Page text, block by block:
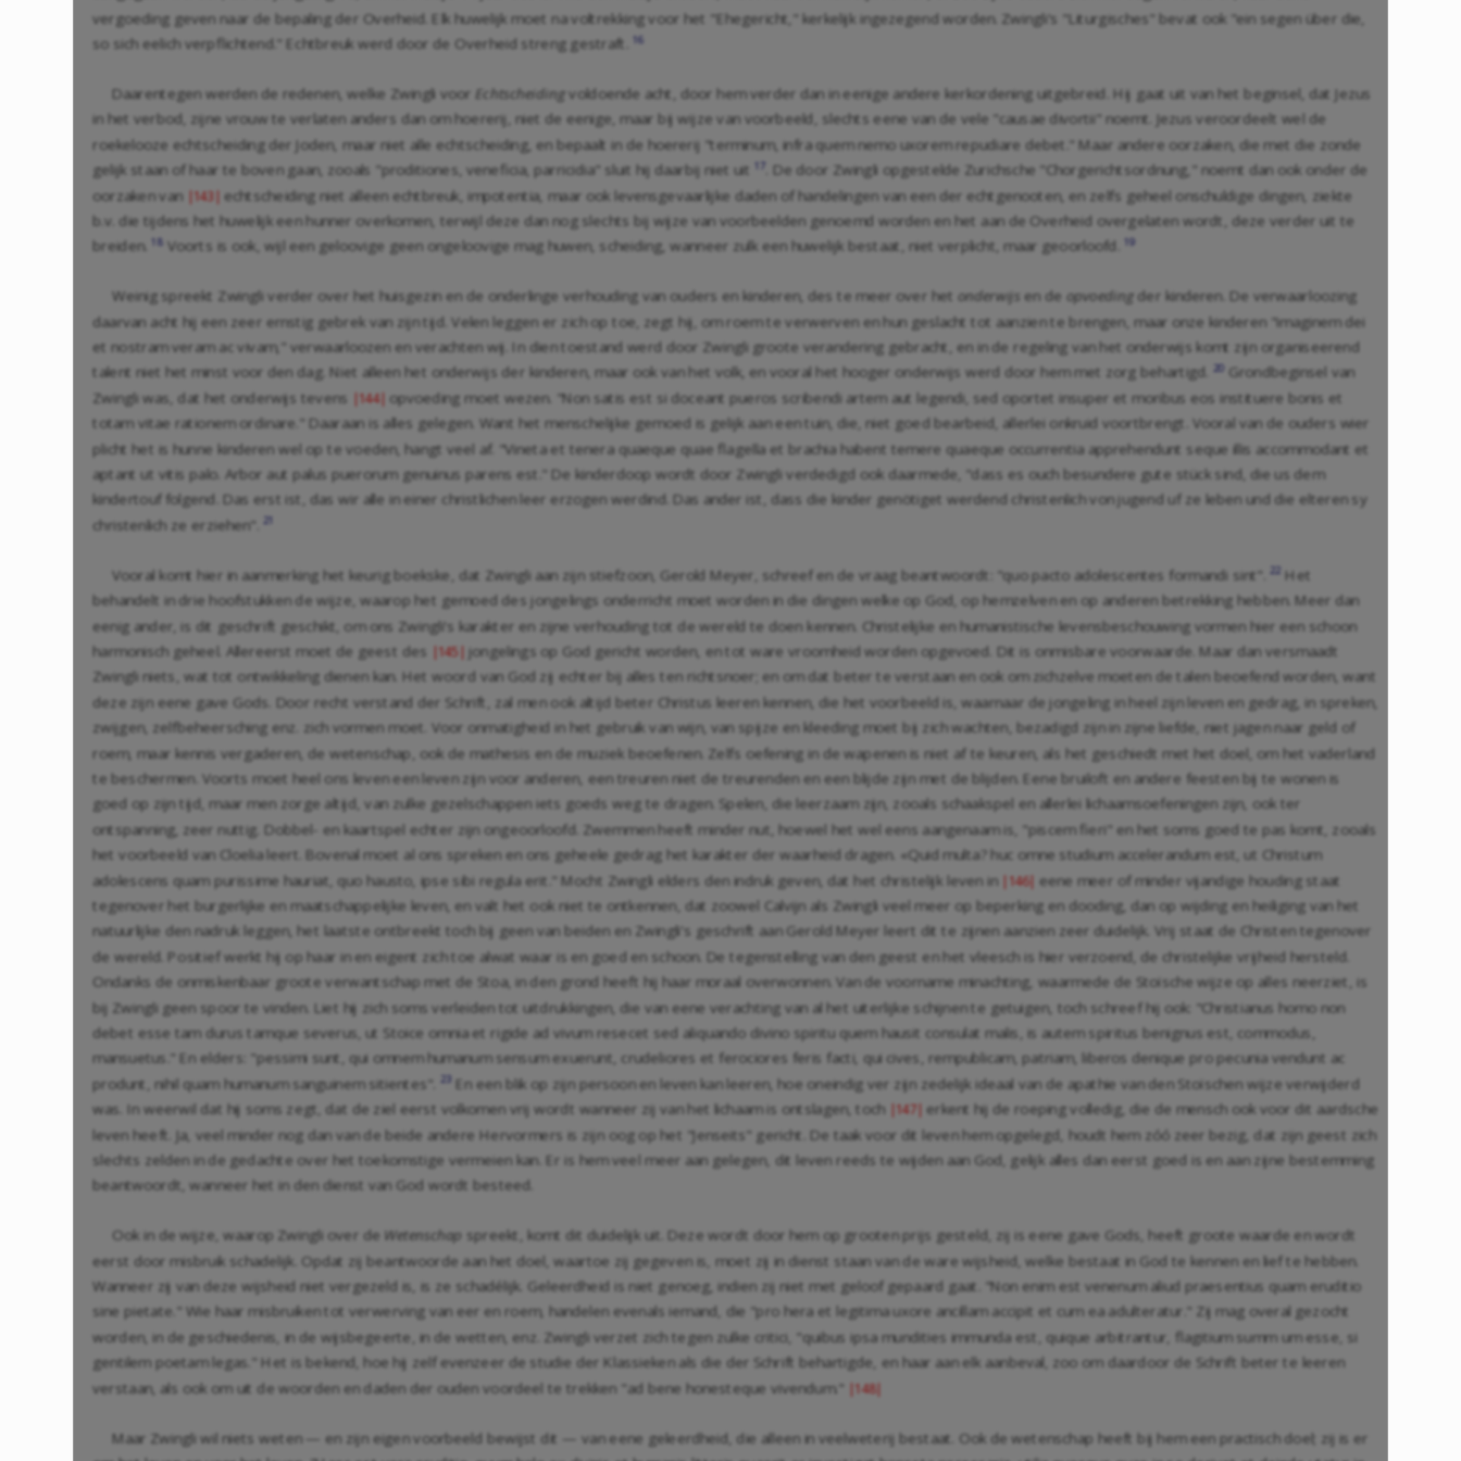
vergoeding geven naar de bepaling der Overheid. Elk huwelijk moet na voltrekking voor het "Ehegericht," kerkelijk ingezegend worden. Zwingli's "Liturgisches" bevat ook "ein segen über die,
so sich eelich verpflichtend." Echtbreuk werd door de Overheid streng gestraft.
16
Daarentegen werden de redenen, welke Zwingli voor Echtscheidingvoldoende acht, door hem verder dan in eenige andere kerkordening uitgebreid. Hij gaat uit van het beginsel, dat Jezus
in het verbod, zijne vrouw te verlaten anders dan om hoererij, niet de eenige, maar bij wijze van voorbeeld, slechts eene van de vele "causae divortii" noemt. Jezus veroordeelt wel de
roekelooze echtscheiding der Joden, maar niet alle echtscheiding, en bepaalt in de hoererij "terminum, infra quem nemo uxorem repudiare debet." Maar andere oorzaken, die met die zonde
gelijk staan of haar te boven gaan, zooals "proditiones, veneficia, parricidia" sluit hij daarbij niet uit
17
. De door Zwingli opgestelde Zurichsche "Chorgerichtsordnung," noemt dan ook onder de
oorzaken van
|143| echtscheiding niet alleen echtbreuk, impotentia, maar ook levensgevaarlijke daden of handelingen van een der echtgenooten, en zelfs geheel onschuldige dingen, ziekte
b.v. die tijdens het huwelijk een hunner overkomen, terwijl deze dan nog slechts bij wijze van voorbeelden genoemd worden en het aan de Overheid overgelaten wordt, deze verder uit te
breiden. 18 Voorts is ook, wijl een geloovige geen ongeloovige mag huwen, scheiding, wanneer zulk een huwelijk bestaat, niet verplicht, maar geoorloofd. 19
Weinig spreekt Zwingli verder over het huisgezin en de onderlinge verhouding van ouders en kinderen, des te meer over het onderwijs en de opvoedingder kinderen. De verwaarloozing
daarvan acht hij een zeer ernstig gebrek van zijn tijd. Velen leggen er zich op toe, zegt hij, om roem te verwerven en hun geslacht tot aanzien te brengen, maar onze kinderen "imaginem dei
et nostram veram ac vivam," verwaarloozen en verachten wij. In dien toestand werd door Zwingli groote verandering gebracht, en in de regeling van het onderwijs komt zijn organiseerend
talent niet het minst voor den dag. Niet alleen het onderwijs der kinderen, maar ook van het volk, en vooral het hooger onderwijs werd door hem met zorg behartigd.
20
Grondbeginsel van
Zwingli was, dat het onderwijs tevens
|144| opvoeding moet wezen. "Non satis est si doceant pueros scribendi artem aut legendi, sed oportet insuper et moribus eos instituere bonis et
totam vitae rationem ordinare." Daaraan is alles gelegen. Want het menschelijke gemoed is gelijk aan een tuin, die, niet goed bearbeid, allerlei onkruid voortbrengt. Vooral van de ouders wier
plicht het is hunne kinderen wel op te voeden, hangt veel af. "Vineta et tenera quaeque quae flagella et brachia habent temere quaeque occurrentia apprehendunt seque illis accommodant et
aptant ut vitis palo. Arbor aut palus puerorum genuinus parens est." De kinderdoop wordt door Zwingli verdedigd ook daarmede, "dass es ouch besundere gute stück sind, die us dem
kindertouf folgend. Das erst ist, das wir alle in einer christlichen leer erzogen werdind. Das ander ist, dass die kinder genötiget werdend christenlich von jugend uf ze leben und die elteren sy
christenlich ze erziehen".
Vooral komt hier in aanmerking het keurig boekske, dat Zwingli aan zijn stiefzoon, Gerold Meyer, schreef en de vraag beantwoordt: "quo pacto adolescentes formandi sint".
Het
behandelt in drie hoofstukken de wijze, waarop het gemoed des jongelings onderricht moet worden in die dingen welke op God, op hemzelven en op anderen betrekking hebben. Meer dan
eenig ander, is dit geschrift geschikt, om ons Zwingli's karakter en zijne verhouding tot de wereld te doen kennen. Christelijke en humanistische levensbeschouwing vormen hier een schoon
harmonisch geheel. Allereerst moet de geest des
|145| jongelings op God gericht worden, en tot ware vroomheid worden opgevoed. Dit is onmisbare voorwaarde. Maar dan versmaadt
Zwingli niets, wat tot ontwikkeling dienen kan. Het woord van God zij echter bij alles ten richtsnoer; en om dat beter te verstaan en ook om zichzelve moeten de talen beoefend worden, want
deze zijn eene gave Gods. Door recht verstand der Schrift, zal men ook altijd beter Christus leeren kennen, die het voorbeeld is, waarnaar de jongeling in heel zijn leven en gedrag, in spreken,
zwijgen, zelfbeheersching enz. zich vormen moet. Voor onmatigheid in het gebruik van wijn, van spijze en kleeding moet bij zich wachten, bezadigd zijn in zijne liefde, niet jagen naar geld of
roem, maar kennis vergaderen, de wetenschap, ook de mathesis en de muziek beoefenen. Zelfs oefening in de wapenen is niet af te keuren, als het geschiedt met het doel, om het vaderland
te beschermen. Voorts moet heel ons leven een leven zijn voor anderen, een treuren niet de treurenden en een blijde zijn met de blijden. Eene bruiloft en andere feesten bij te wonen is
goed op zijn tijd, maar men zorge altijd, van zulke gezelschappen iets goeds weg te dragen. Spelen, die leerzaam zijn, zooals schaakspel en allerlei lichaamsoefeningen zijn, ook ter
ontspanning, zeer nuttig. Dobbel- en kaartspel echter zijn ongeoorloofd. Zwemmen heeft minder nut, hoewel het wel eens aangenaam is, "piscem fieri" en het soms goed te pas komt, zooals
het voorbeeld van Cloelia leert. Bovenal moet al ons spreken en ons geheele gedrag het karakter der waarheid dragen. «Quid multa? huc omne studium accelerandum est, ut Christum
adolescens quam purissime hauriat, quo hausto, ipse sibi regula erit." Mocht Zwingli elders den indruk geven, dat het christelijk leven in
|146| eene meer of minder vijandige houding staat
tegenover het burgerlijke en maatschappelijke leven, en valt het ook niet te ontkennen, dat zoowel Calvijn als Zwingli veel meer op beperking en dooding, dan op wijding en heiliging van het
natuurlijke den nadruk leggen, het laatste ontbreekt toch bij geen van beiden en Zwingli's geschrift aan Gerold Meyer leert dit te zijnen aanzien zeer duidelijk. Vrij staat de Christen tegenover
de wereld. Positief werkt hij op haar in en eigent zich toe alwat waar is en goed en schoon. De tegenstelling van den geest en het vleesch is hier verzoend, de christelijke vrijheid hersteld.
Ondanks de onmiskenbaar groote verwantschap met de Stoa, in den grond heeft hij haar moraal overwonnen. Van de voorname minachting, waarmede de Stoïsche wijze op alles neerziet, is
bij Zwingli geen spoor te vinden. Liet hij zich soms verleiden tot uitdrukkingen, die van eene verachting van al het uiterlijke schijnen te getuigen, toch schreef hij ook: "Christianus homo non
debet esse tam durus tamque severus, ut Stoice omnia et rigide ad vivum resecet sed aliquando divino spiritu quem hausit consulat malis, is autem spiritus benignus est, commodus,
mansuetus." En elders: "pessimi sunt, qui omnem humanum sensum exuerunt, crudeliores et ferociores feris facti, qui cives, rempublicam, patriam, liberos denique pro pecunia vendunt ac
produnt, nihil quam humanum sanguinem sitientes".
En een blik op zijn persoon en leven kan leeren, hoe oneindig ver zijn zedelijk ideaal van de apathie van den Stoïschen wijze verwijderd
was. In weerwil dat hij soms zegt, dat de ziel eerst volkomen vrij wordt wanneer zij van het lichaam is ontslagen, toch
|147| erkent hij de roeping volledig, die de mensch ook voor dit aardsche
leven heeft. Ja, veel minder nog dan van de beide andere Hervormers is zijn oog op het "Jenseits" gericht. De taak voor dit leven hem opgelegd, houdt hem zóó zeer bezig, dat zijn geest zich
slechts zelden in de gedachte over het toekomstige vermeien kan. Er is hem veel meer aan gelegen, dit leven reeds te wijden aan God, gelijk alles dan eerst goed is en aan zijne bestemming
beantwoordt, wanneer het in den dienst van God wordt besteed.
Ook in de wijze, waarop Zwingli over de Wetenschap spreekt, komt dit duidelijk uit. Deze wordt door hem op grooten prijs gesteld, zij is eene gave Gods, heeft groote waarde en wordt
eerst door misbruik schadelijk. Opdat zij beantwoorde aan het doel, waartoe zij gegeven is, moet zij in dienst staan van de ware wijsheid, welke bestaat in God te kennen en lief te hebben.
Wanneer zij van deze wijsheid niet vergezeld is, is ze schadélijk. Geleerdheid is niet genoeg, indien zij niet met geloof gepaard gaat. "Non enim est venenum aliud praesentius quam eruditio
sine pietate." Wie haar misbruiken tot verwerving van eer en roem, handelen evenals iemand, die "pro hera et legitima uxore ancillam accipit et cum ea adulteratur." Zij mag overal gezocht
worden, in de geschiedenis, in de wijsbegeerte, in de wetten, enz. Zwingli verzet zich tegen zulke critici, "quibus ipsa mundities immunda est, quique arbitrantur, flagitium summ um esse, si
gentilem poetam legas." Het is bekend, hoe hij zelf evenzeer de studie der Klassieken als die der Schrift behartigde, en haar aan elk aanbeval, zoo om daardoor de Schrift beter te leeren
verstaan, als ook om uit de woorden en daden der ouden voordeel te trekken "ad bene honesteque vivendum."
|148|
Maar Zwingli wil niets weten — en zijn eigen voorbeeld bewijst dit — van eene geleerdheid, die alleen in veelweterij bestaat. Ook de wetenschap heeft bij hem een practisch doel; zij is er